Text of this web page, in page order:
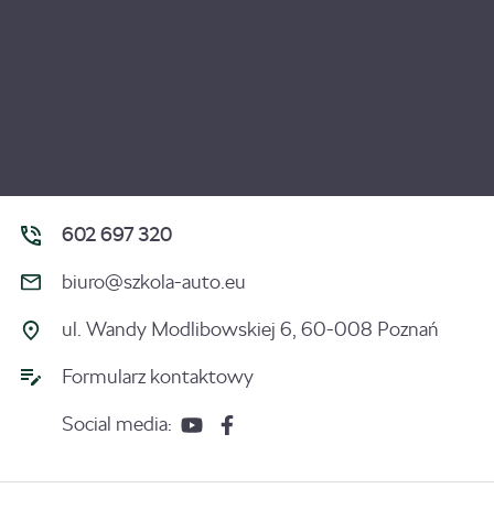
602 697 320
biuro@szkola-auto.eu
ul. Wandy Modlibowskiej 6, 60-008 Poznań
Formularz kontaktowy
Social media: